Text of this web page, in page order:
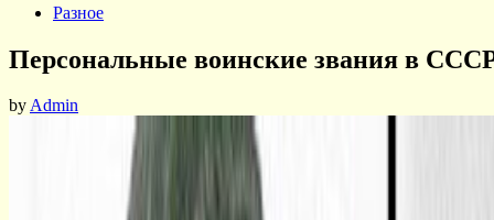
PostedРазное
Персональные воинские звания в
byAdmin